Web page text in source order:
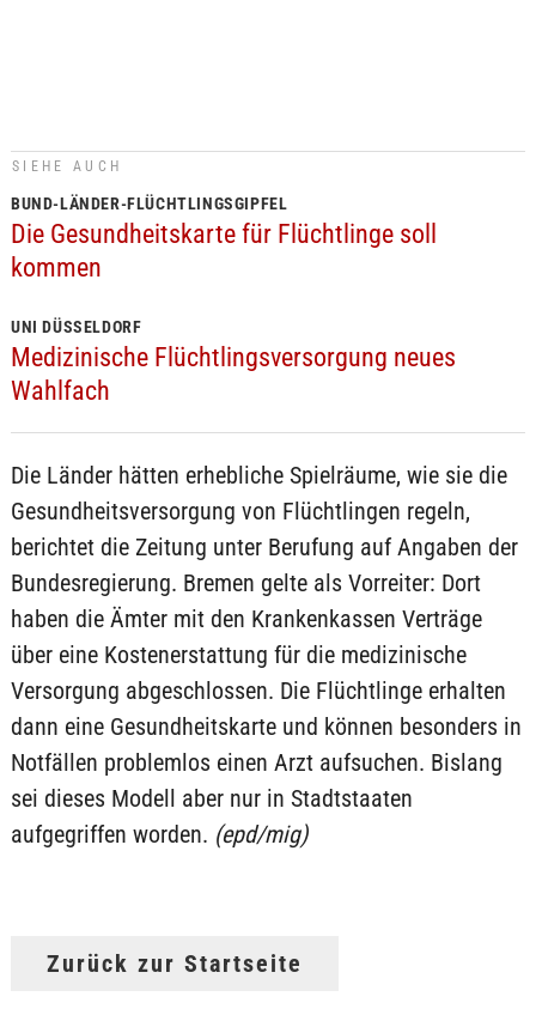
SIEHE AUCH
BUND-LÄNDER-FLÜCHTLINGSGIPFEL
Die Gesundheitskarte für Flüchtlinge soll
kommen
UNI DÜSSELDORF
Medizinische Flüchtlingsversorgung neues
Wahlfach
Die Länder hätten erhebliche Spielräume, wie sie die
Gesundheitsversorgung von Flüchtlingen regeln,
berichtet die Zeitung unter Berufung auf Angaben der
Bundesregierung. Bremen gelte als Vorreiter: Dort
haben die Ämter mit den Krankenkassen Verträge
über eine Kostenerstattung für die medizinische
Versorgung abgeschlossen. Die Flüchtlinge erhalten
dann eine Gesundheitskarte und können besonders in
Notfällen problemlos einen Arzt aufsuchen. Bislang
sei dieses Modell aber nur in Stadtstaaten
aufgegriffen worden. (epd/mig)
Zurück zur Startseite